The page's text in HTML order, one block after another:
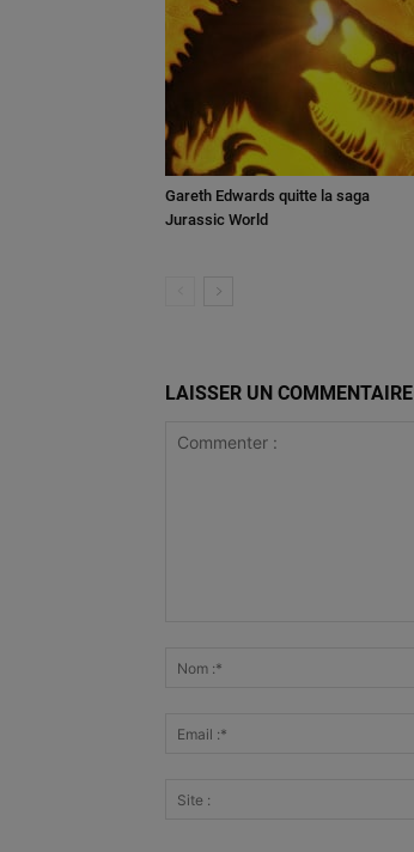
Gareth Edwards quitte la saga
Jurassic World
LAISSER UN COMMENTAIRE